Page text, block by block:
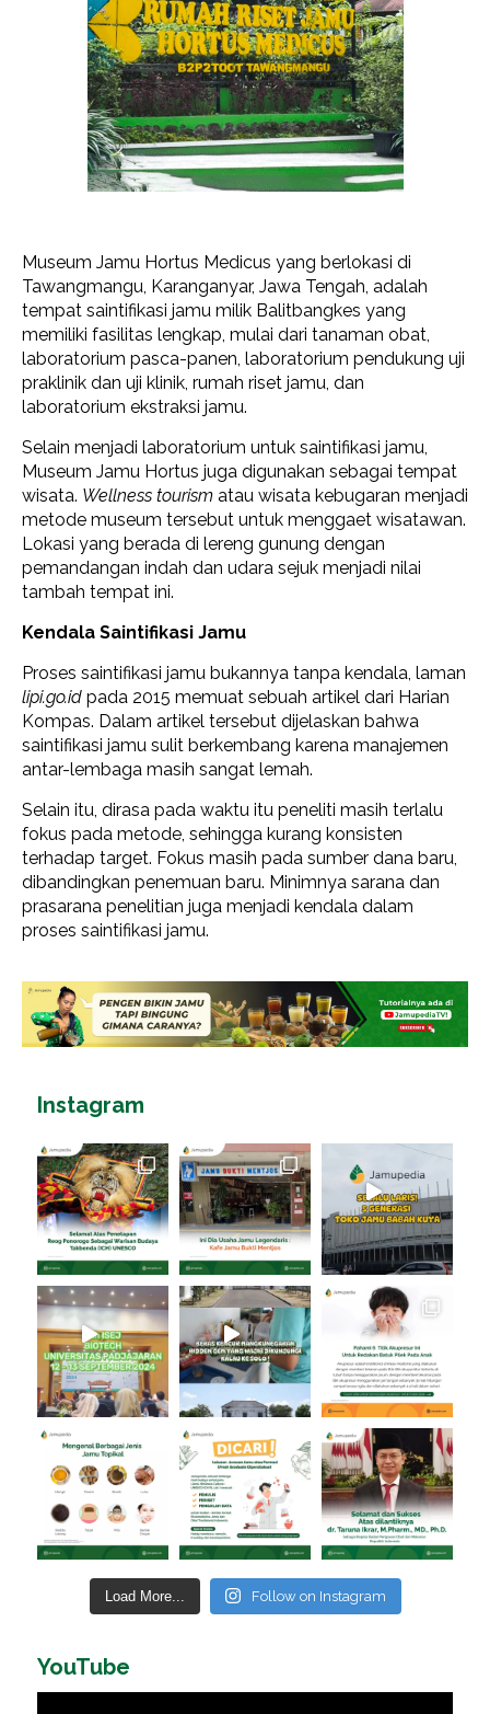
Museum Jamu Hortus Medicus yang berlokasi di
Tawangmangu, Karanganyar, Jawa Tengah, adalah
tempat saintifikasi jamu milik Balitbangkes yang
memiliki fasilitas lengkap, mulai dari tanaman obat,
laboratorium pasca-panen, laboratorium pendukung uji
praklinik dan uji klinik, rumah riset jamu, dan
laboratorium ekstraksi jamu.
Selain menjadi laboratorium untuk saintifikasi jamu,
Museum Jamu Hortus juga digunakan sebagai tempat
wisata. Wellness tourism atau wisata kebugaran menjadi
metode museum tersebut untuk menggaet wisatawan.
Lokasi yang berada di lereng gunung dengan
pemandangan indah dan udara sejuk menjadi nilai
tambah tempat ini.
Kendala Saintifikasi Jamu
Proses saintifikasi jamu bukannya tanpa kendala, laman
lipi.go.id pada 2015 memuat sebuah artikel dari Harian
Kompas. Dalam artikel tersebut dijelaskan bahwa
saintifikasi jamu sulit berkembang karena manajemen
antar-lembaga masih sangat lemah.
Selain itu, dirasa pada waktu itu peneliti masih terlalu
fokus pada metode, sehingga kurang konsisten
terhadap target. Fokus masih pada sumber dana baru,
dibandingkan penemuan baru. Minimnya sarana dan
prasarana penelitian juga menjadi kendala dalam
proses saintifikasi jamu.
Instagram
Load More... Follow on Instagram
YouTube